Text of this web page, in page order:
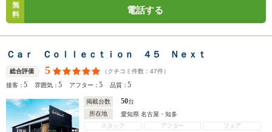
無
料
電話する
Ｃａｒ Ｃｏｌｌｅｃｔｉｏｎ ４５ Ｎｅｘｔ
総合評価 5 （クチコミ件数： 47件）
接客：5 雰囲気：5 アフター：5 品質：5
掲載台数 50台
所在地
愛知県 名古屋・知多
スタッフ
アフター
フェア